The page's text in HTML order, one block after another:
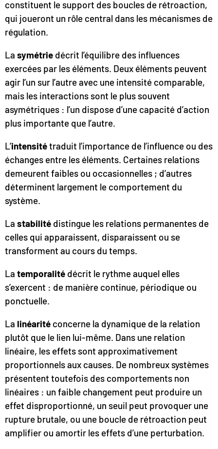
constituent le support des boucles de rétroaction,
qui joueront un rôle central dans les mécanismes de
régulation.
La symétrie décrit l’équilibre des influences
exercées par les éléments. Deux éléments peuvent
agir l’un sur l’autre avec une intensité comparable,
mais les interactions sont le plus souvent
asymétriques : l’un dispose d’une capacité d’action
plus importante que l’autre.
L’intensitétraduit l’importance de l’influence ou des
échanges entre les éléments. Certaines relations
demeurent faibles ou occasionnelles ; d’autres
déterminent largement le comportement du
système.
La stabilité distingue les relations permanentes de
celles qui apparaissent, disparaissent ou se
transforment au cours du temps.
La temporalité décrit le rythme auquel elles
s’exercent : de manière continue, périodique ou
ponctuelle.
La linéarité concerne la dynamique de la relation
plutôt que le lien lui-même. Dans une relation
linéaire, les effets sont approximativement
proportionnels aux causes. De nombreux systèmes
présentent toutefois des comportements non
linéaires : un faible changement peut produire un
effet disproportionné, un seuil peut provoquer une
rupture brutale, ou une boucle de rétroaction peut
amplifier ou amortir les effets d’une perturbation.